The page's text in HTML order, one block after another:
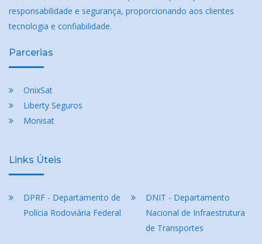
responsabilidade e segurança, proporcionando aos clientes
tecnologia e confiabilidade.
Parcerias
OnixSat
Liberty Seguros
Monisat
Links Úteis
DPRF - Departamento de
Polícia Rodoviária Federal
DNIT - Departamento
Nacional de Infraestrutura
de Transportes